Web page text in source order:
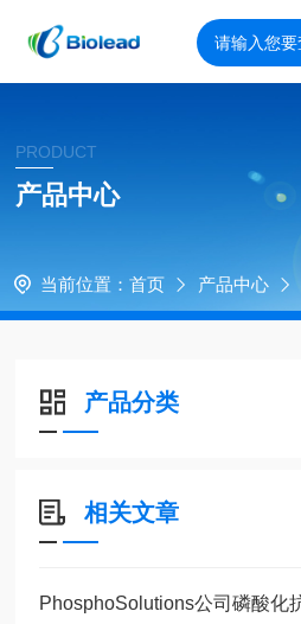
PRODUCT
产品中心
当前位置： 首页 产品中心
产品分类
相关文章
PhosphoSolutions公司磷酸化